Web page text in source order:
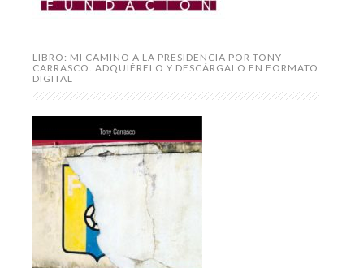
LIBRO: MI CAMINO A LA PRESIDENCIA POR TONY
CARRASCO. ADQUIÉRELO Y DESCÁRGALO EN FORMATO
DIGITAL